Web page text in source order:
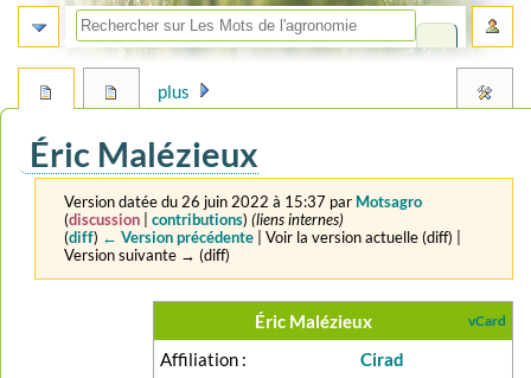
Éric Malézieux
Version datée du 26 juin 2022 à 15:37 par Motsagro
(discussion |contributions) (liens internes)
(diff) ← Version précédente | Voir la version actuelle (diff) |
Version suivante → (diff)
vCard
Éric Malézieux
Affiliation :
Cirad
plus